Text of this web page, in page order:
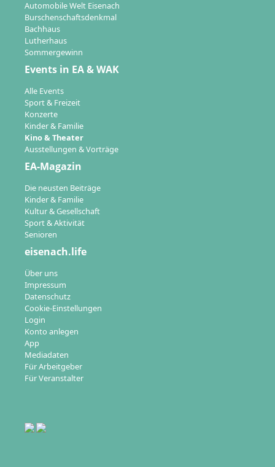
Automobile Welt Eisenach
Burschenschaftsdenkmal
Bachhaus
Lutherhaus
Sommergewinn
Events in EA & WAK
Alle Events
Sport & Freizeit
Konzerte
Kinder & Familie
Kino & Theater
Ausstellungen & Vorträge
EA-Magazin
Die neusten Beiträge
Kinder & Familie
Kultur & Gesellschaft
Sport & Aktivität
Senioren
eisenach.life
Über uns
Impressum
Datenschutz
Cookie-Einstellungen
Login
Konto anlegen
App
Mediadaten
Für Arbeitgeber
Für Veranstalter